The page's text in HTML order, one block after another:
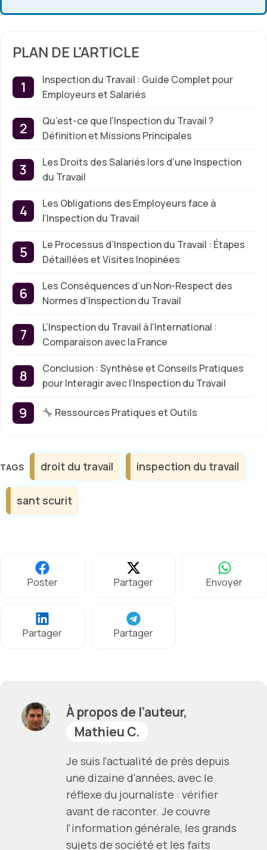
PLAN DE L'ARTICLE
Inspection du Travail : Guide Complet pour
Employeurs et Salariés
Qu’est-ce que l’Inspection du Travail ?
Définition et Missions Principales
Les Droits des Salariés lors d’une Inspection
du Travail
Les Obligations des Employeurs face à
l’Inspection du Travail
Le Processus d’Inspection du Travail : Étapes
Détaillées et Visites Inopinées
Les Conséquences d’un Non-Respect des
Normes d’Inspection du Travail
L’Inspection du Travail à l’International :
Comparaison avec la France
Conclusion : Synthèse et Conseils Pratiques
pour Interagir avec l’Inspection du Travail
Ressources Pratiques et Outils
Étiquettes
droit du travail inspection du travail
sant scurit
Poster Partager Envoyer
Partager Partager
À propos de l’auteur,
Mathieu C.
Je suis l'actualité de près depuis
une dizaine d'années, avec le
réflexe du journaliste : vérifier
avant de raconter. Je couvre
l'information générale, les grands
sujets de société et les faits